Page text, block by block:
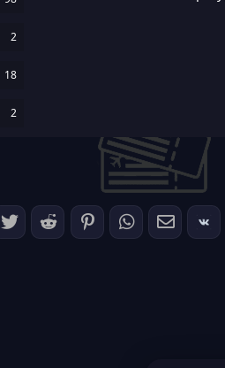
2
18
2
Посмотреть вложение 8432